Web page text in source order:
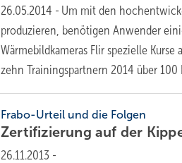
26.05.2014 - Um mit den
produzieren, benötigen Anwender
Wärmebildkameras Flir spezielle
zehn Trainingspartnern 2014 über 100
Frabo-Urteil und die Folgen
Zertifizierung auf der
26.11.2013 -